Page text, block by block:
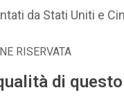
da Stati Uniti e
RISERVATA
di